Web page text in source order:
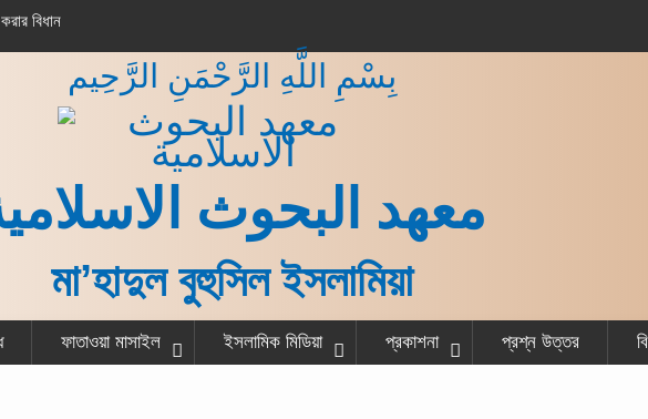
বিধান
দুইজন
بِسْمِ اللَّهِ الرَّحْمَنِ الرَّحِيم
معهد البحوث
মা’হাদুল বুহুসিল ইসলামিয়া
ফাতাওয়া মাসাইল ইসলামিক মিডিয়া প্রকাশনা প্রশ্ন উত্তর